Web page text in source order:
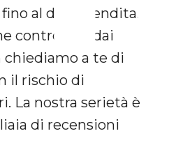
al dopo vendita.
controllata dai
a te di
il rischio di
La nostra serietà è
di recensioni